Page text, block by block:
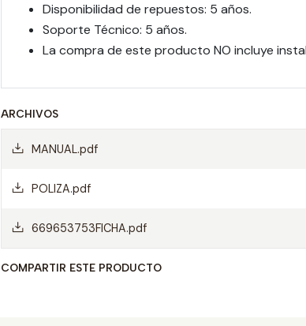
Disponibilidad de repuestos: 5 años.
Soporte Técnico: 5 años.
La compra de este producto NO incluye
ARCHIVOS
MANUAL.pdf
POLIZA.pdf
669653753FICHA.pdf
COMPARTIR ESTE PRODUCTO